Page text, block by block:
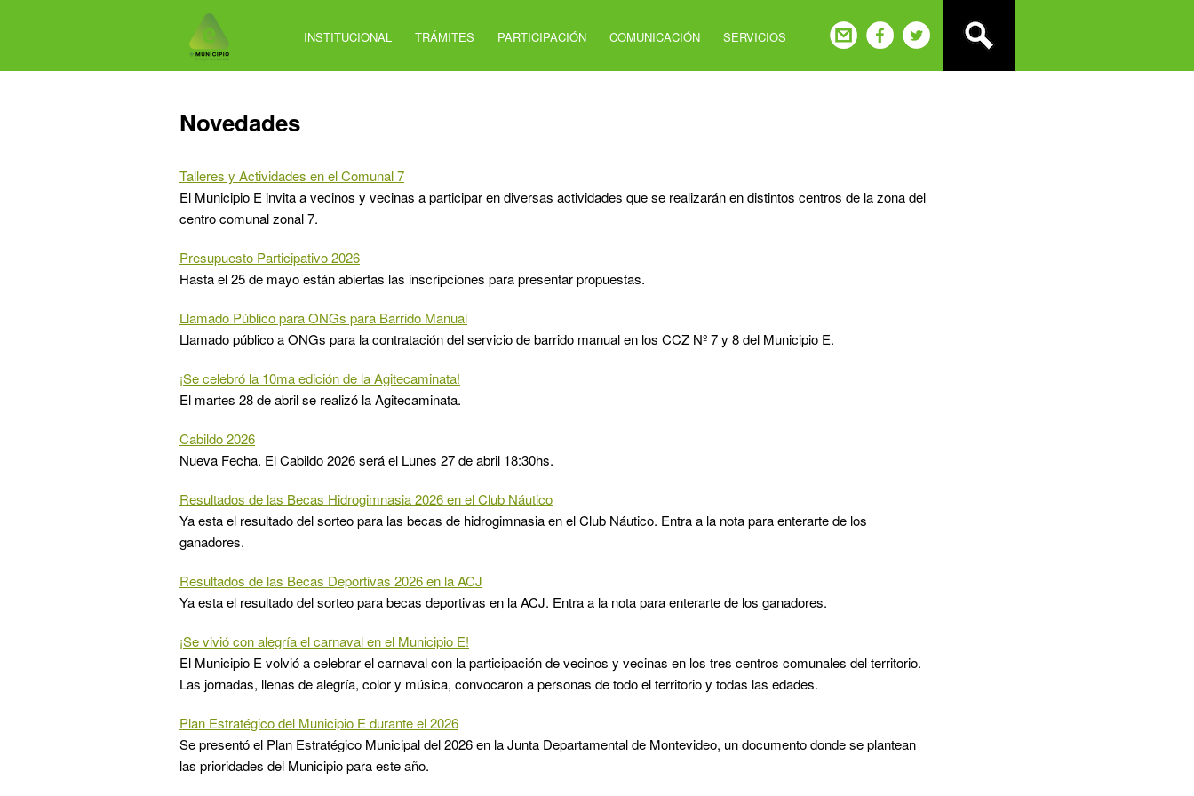
INSTITUCIONAL TRÁMITES PARTICIPACIÓN COMUNICACIÓN SERVICIOS
Back
to
Novedades
Talleres y Actividades en el Comunal 7
El Municipio E invita a vecinos y vecinas a participar en diversas actividades que se realizarán en distintos centros de la zona del
centro comunal zonal 7.
Presupuesto Participativo 2026
Hasta el 25 de mayo están abiertas las inscripciones para presentar propuestas.
Llamado Público para ONGs para Barrido Manual
Llamado público a ONGs para la contratación del servicio de barrido manual en los CCZ Nº 7 y 8 del Municipio E.
¡Se celebró la 10ma edición de la Agitecaminata!
El martes 28 de abril se realizó la Agitecaminata.
Cabildo 2026
Nueva Fecha. El Cabildo 2026 será el Lunes 27 de abril 18:30hs.
Resultados de las Becas Hidrogimnasia 2026 en el Club Náutico
Ya esta el resultado del sorteo para las becas de hidrogimnasia en el Club Náutico. Entra a la nota para enterarte de los
ganadores.
Resultados de las Becas Deportivas 2026 en la ACJ
Ya esta el resultado del sorteo para becas deportivas en la ACJ. Entra a la nota para enterarte de los ganadores.
¡Se vivió con alegría el carnaval en el Municipio E!
El Municipio E volvió a celebrar el carnaval con la participación de vecinos y vecinas en los tres centros comunales del territorio.
Las jornadas, llenas de alegría, color y música, convocaron a personas de todo el territorio y todas las edades.
Plan Estratégico del Municipio E durante el 2026
Se presentó el Plan Estratégico Municipal del 2026 en la Junta Departamental de Montevideo, un documento donde se plantean
las prioridades del Municipio para este año.